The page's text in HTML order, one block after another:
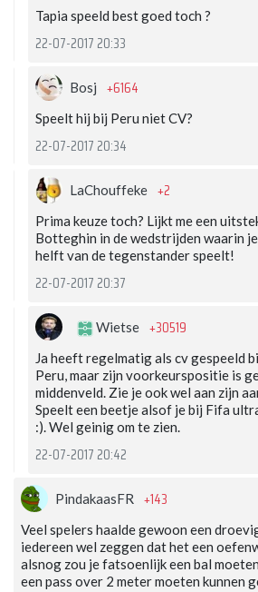
Tapia speeld best goed toch ?
22-07-2017 20:33
Bosj +6164
Speelt hij bij Peru niet CV?
22-07-2017 20:34
LaChouffeke +2
Prima keuze toch? Lijkt me een
Botteghin in de wedstrijden waarin
helft van de tegenstander speelt!
22-07-2017 20:37
Wietse +30519
Ja heeft regelmatig als cv gespeeld
Peru, maar zijn voorkeurspositie is
middenveld. Zie je ook wel aan zijn
Speelt een beetje alsof je bij Fifa
:). Wel geinig om te zien.
22-07-2017 20:42
PindakaasFR +143
Veel spelers haalde gewoon een
iedereen wel zeggen dat het een
alsnog zou je fatsoenlijk een bal
een pass over 2 meter moeten kunnen